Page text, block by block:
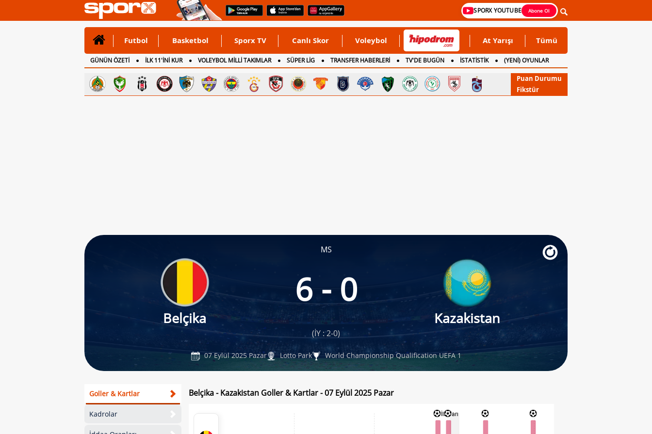
SPORX YOUTUBE Abone Ol
Futbol Basketbol Sporx TV Canlı Skor Voleybol At Yarışı Tümü
GÜNÜN ÖZETİ İLK 11'İNİ KUR VOLEYBOL MİLLİ TAKIMLAR SÜPER LİG TRANSFER HABERLERİ TV'DE BUGÜN İSTATİSTİK
(YENİ) OYUNLAR
CANLI ANLATIM
İNGİLTERE
Puan Durumu
Fikstür
MS
Belçika
6 - 0
Kazakistan
(İY : 2-0)
07 Eylül 2025 Pazar Lotto Park World Championship Qualification UEFA 1
Goller & Kartlar
Kadrolar
Belçika - Kazakistan Goller & Kartlar - 07 Eylül 2025 Pazar
İlk Yarı